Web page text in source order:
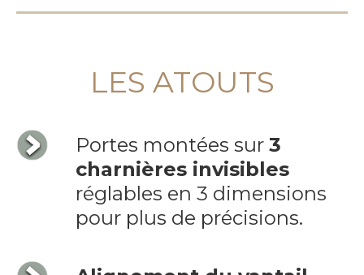
LES ATOUTS
Portes montées sur3
charnières invisibles
réglables en 3 dimensions
pour plus de précisions.